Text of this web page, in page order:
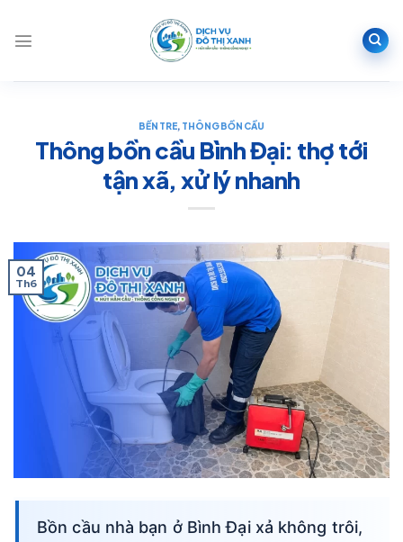
nội
BẾN TRE, THÔNG BỒN CẦU
Thông bồn cầu Bình Đại: thợ tới
tận xã, xử lý nhanh
04
Th6
Bồn cầu nhà bạn ở Bình Đại xả không trôi,